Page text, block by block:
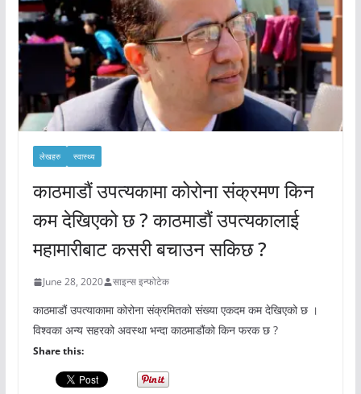
लेखहरु स्वास्थ्य
काठमाडौं उपत्यकामा कोरोना संक्रमण किन
कम देखिएको छ ? काठमाडौं उपत्यकालाई
महामारीबाट कसरी बचाउन सकिछ ?
June 28, 2020 साइन्स इन्फोटेक
काठमाडौं उपत्याकामा कोरोना संक्रमितको संख्या एकदम कम देखिएको छ ।
विश्वका अन्य सहरको अवस्था भन्दा काठमाडौंको किन फरक छ ?
Share this: